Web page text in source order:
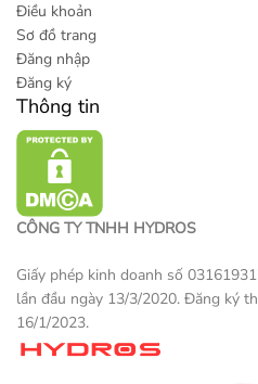
Điều khoản
Sơ đồ trang
Đăng nhập
Đăng ký
Thông tin
CÔNG TY TNHH HYDROS
Giấy phép kinh doanh số
lần đầu ngày 13/3/2020. Đăng ký
16/1/2023.